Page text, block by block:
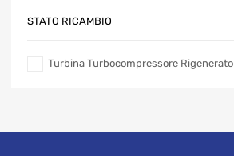
STATO RICAMBIO
Turbina Turbocompressore Rigenerato